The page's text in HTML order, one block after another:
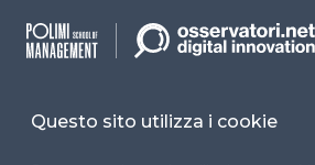
Questo sito utilizza i cookie